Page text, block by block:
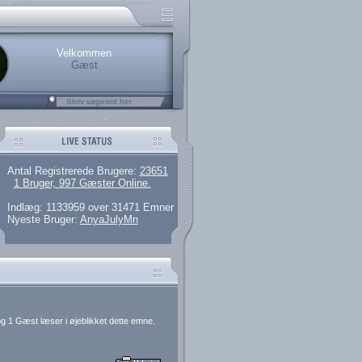
brugere
artikler og 135 guides
her.
Velkommen
Gæst
Antal Registrerede Brugere: 23651
1 Bruger, 997 Gæster Online.
Indlæg: 1133959 over 31471 Emner
Nyeste Bruger: AnyaJulyMn
1 Gæst læser i øjeblikket dette emne.